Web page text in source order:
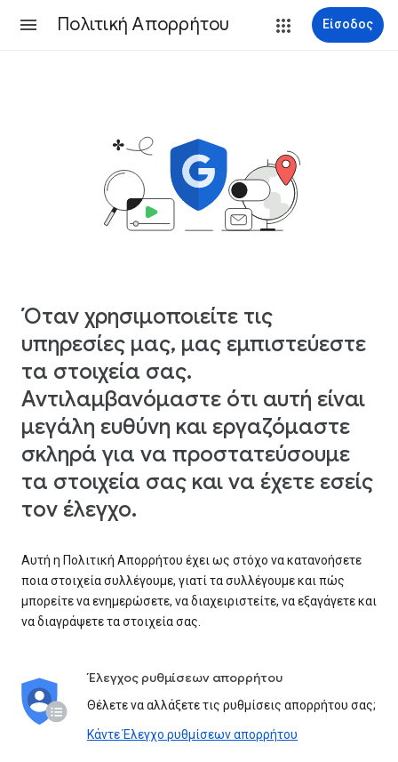
Πολιτική Απορρήτου Είσοδος
Όταν χρησιμοποιείτε τις
υπηρεσίες μας, μας εμπιστεύεστε
τα στοιχεία σας.
Αντιλαμβανόμαστε ότι αυτή είναι
μεγάλη ευθύνη και εργαζόμαστε
σκληρά για να προστατεύσουμε
τα στοιχεία σας και να έχετε εσείς
τον έλεγχο.
Αυτή η Πολιτική Απορρήτου έχει ως στόχο να κατανοήσετε
ποια στοιχεία συλλέγουμε, γιατί τα συλλέγουμε και πώς
μπορείτε να ενημερώσετε, να διαχειριστείτε, να εξαγάγετε και
να διαγράψετε τα στοιχεία σας.
Έλεγχος ρυθμίσεων απορρήτου
Θέλετε να αλλάξετε τις ρυθμίσεις απορρήτου σας;
Κάντε Έλεγχο ρυθμίσεων απορρήτου